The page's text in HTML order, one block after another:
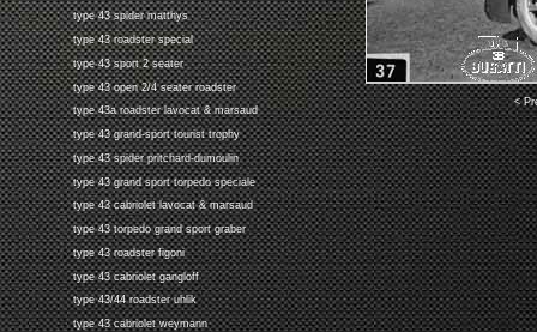
type 43 spider matthys
type 43 roadster special
type 43 sport 2 seater
type 43 open 2/4 seater roadster
type 43a roadster lavocat & marsaud
type 43 grand-sport tourist trophy
type 43 spider pritchard-dumoulin
type 43 grand sport torpedo speciale
type 43 cabriolet lavocat & marsaud
type 43 torpedo grand sport graber
type 43 roadster figoni
type 43 cabriolet gangloff
type 43/44 roadster uhlik
type 43 cabriolet weymann
<